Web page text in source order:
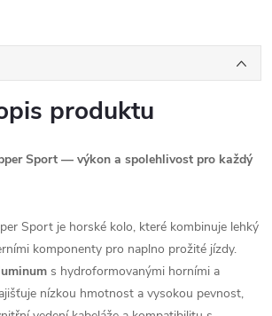
produktu
Sport — výkon a spolehlivost pro každý
Sport je horské kolo, které kombinuje lehký
komponenty pro naplno prožité jízdy.
s hydroformovanými horními a
nízkou hmotnost a vysokou pevnost,